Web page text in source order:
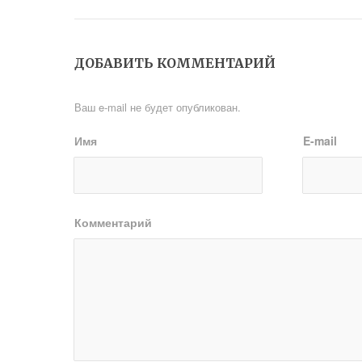
ДОБАВИТЬ КОММЕНТАРИЙ
Ваш e-mail не будет опубликован.
Имя E-mail
Комментарий